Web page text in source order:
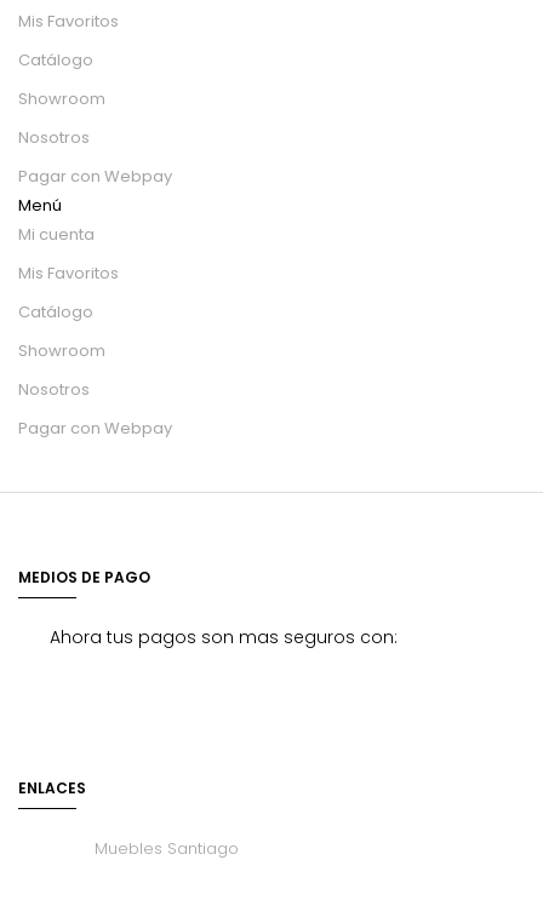
Mis Favoritos
Catálogo
Showroom
Nosotros
Pagar con Webpay
Menú
Mi cuenta
Mis Favoritos
Catálogo
Showroom
Nosotros
Pagar con Webpay
MEDIOS DE PAGO
Ahora tus pagos son mas seguros con:
ENLACES
Muebles Santiago